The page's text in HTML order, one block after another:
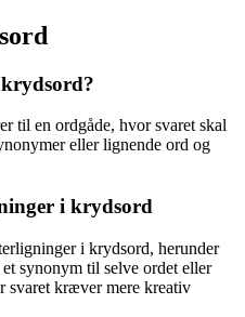
til en ordgåde, hvor svaret skal
eller lignende ord og
i krydsord
i krydsord, herunder
synonym til selve ordet eller
svaret kræver mere kreativ